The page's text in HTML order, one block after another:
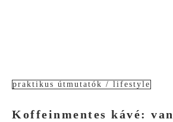
praktikus útmutatók / lifestyle
Koffeinmentes kávé: